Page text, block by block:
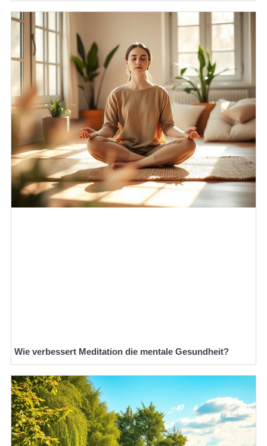
Wie verbessert Meditation die mentale Gesundheit?